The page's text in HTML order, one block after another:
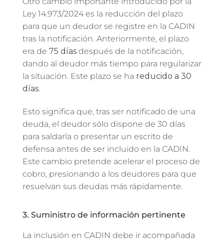
Ley 14.973/2024 es la reducción del plazo
para que un deudor se registre en la CADIN
tras la notificación. Anteriormente, el plazo
era de 75 días después de la notificación,
dando al deudor más tiempo para regularizar
la situación. Este plazo se ha reducido a 30
días.
Esto significa que, tras ser notificado de una
deuda, el deudor sólo dispone de 30 días
para saldarla o presentar un escrito de
defensa antes de ser incluido en la CADIN.
Este cambio pretende acelerar el proceso de
cobro, presionando a los deudores para que
resuelvan sus deudas más rápidamente.
3. Suministro de información pertinente
La inclusión en CADIN debe ir acompañada